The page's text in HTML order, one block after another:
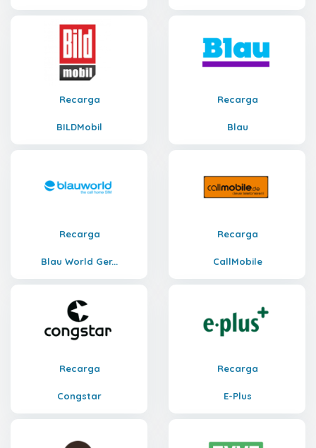
Recarga
BILDMobil
Recarga
Blau
Recarga
Blau World Ger...
Recarga
CallMobile
Recarga
Congstar
Recarga
E-Plus